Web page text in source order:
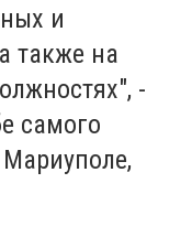
и
также на
-
самого